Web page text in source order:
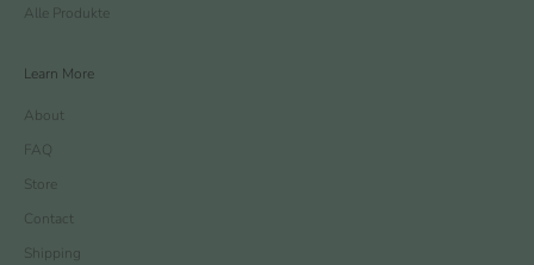
Alle Produkte
Learn More
About
FAQ
Store
Contact
Shipping